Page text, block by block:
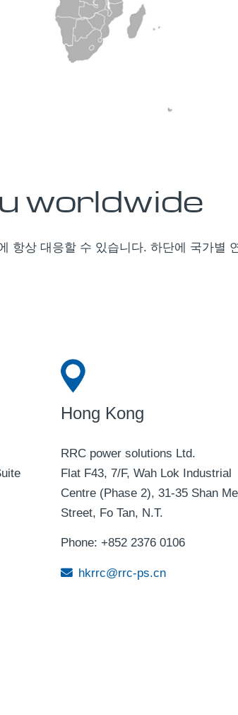
worldwide
항상 대응할 수 있습니다. 하단에 국가별
Hong Kong
RRC power solutions Ltd.
Flat F43, 7/F, Wah Lok Industrial
Centre (Phase 2), 31-35 Shan
Street, Fo Tan, N.T.
Phone: +852 2376 0106
hkrrc@rrc-ps.cn